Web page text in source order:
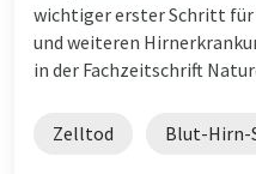
wichtiger erster Schritt
und weiteren
in der Fachzeitschrift
Zelltod Blut-Hirn-